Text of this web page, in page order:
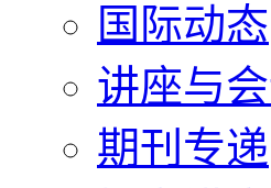
国际动态
讲座与
期刊专递